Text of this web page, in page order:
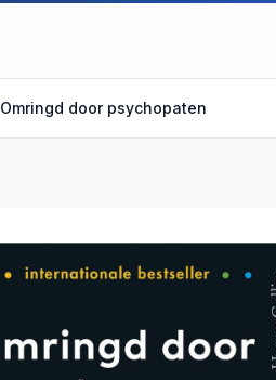
Omringd door psychopaten